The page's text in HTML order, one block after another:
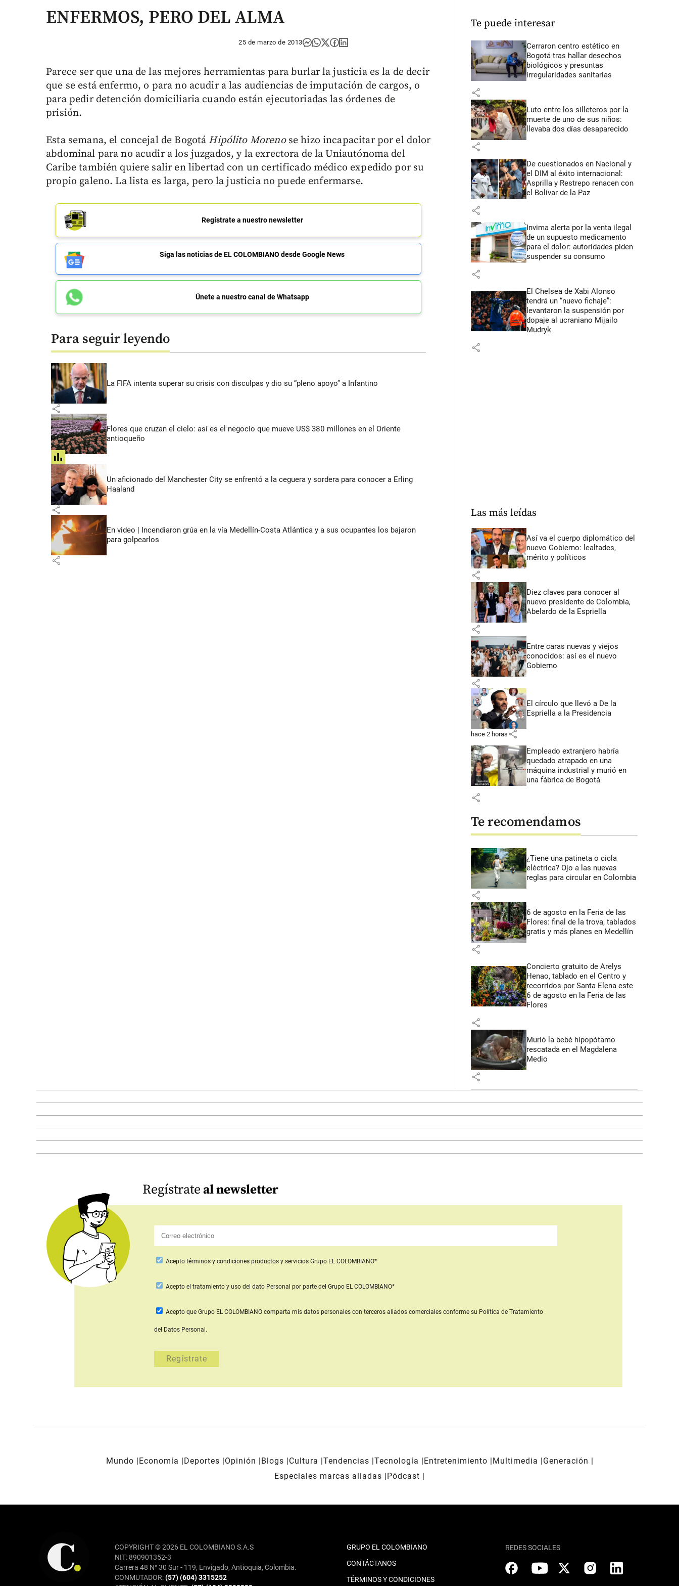
ENFERMOS, PERO DEL ALMA
25 de marzo de 2013
Parece ser que una de las mejores herramientas para burlar la justicia es la de decir
que se está enfermo, o para no acudir a las audiencias de imputación de cargos, o
para pedir detención domiciliaria cuando están ejecutoriadas las órdenes de
prisión.
Esta semana, el concejal de Bogotá Hipólito Morenose hizo incapacitar por el dolor
abdominal para no acudir a los juzgados, y la exrectora de la Uniautónoma del
Caribe también quiere salir en libertad con un certificado médico expedido por su
propio galeno. La lista es larga, pero la justicia no puede enfermarse.
Regístrate a nuestro newsletter
Siga las noticias de EL COLOMBIANO desde Google News
Únete a nuestro canal de Whatsapp
Para seguir leyendo
La FIFA intenta superar su crisis con disculpas y dio su “pleno apoyo” a Infantino
share
Flores que cruzan el cielo: así es el negocio que mueve US$ 380 millones en el Oriente
antioqueño
share
Un aficionado del Manchester City se enfrentó a la ceguera y sordera para conocer a Erling
Haaland
share
En video | Incendiaron grúa en la vía Medellín-Costa Atlántica y a sus ocupantes los bajaron
para golpearlos
share
Te puede interesar
Cerraron centro estético en
Bogotá tras hallar desechos
biológicos y presuntas
irregularidades sanitarias
share
Luto entre los silleteros por la
muerte de uno de sus niños:
llevaba dos días desaparecido
share
De cuestionados en Nacional y
el DIM al éxito internacional:
Asprilla y Restrepo renacen con
el Bolívar de la Paz
share
Invima alerta por la venta ilegal
de un supuesto medicamento
para el dolor: autoridades piden
suspender su consumo
share
El Chelsea de Xabi Alonso
tendrá un “nuevo fichaje”:
levantaron la suspensión por
dopaje al ucraniano Mijailo
Mudryk
share
Las más leídas
Así va el cuerpo diplomático del
nuevo Gobierno: lealtades,
mérito y políticos
share
Diez claves para conocer al
nuevo presidente de Colombia,
Abelardo de la Espriella
share
Entre caras nuevas y viejos
conocidos: así es el nuevo
Gobierno
share
El círculo que llevó a De la
Espriella a la Presidencia
hace 2 horas share
Empleado extranjero habría
quedado atrapado en una
máquina industrial y murió en
una fábrica de Bogotá
share
Te recomendamos
¿Tiene una patineta o cicla
eléctrica? Ojo a las nuevas
reglas para circular en Colombia
share
6 de agosto en la Feria de las
Flores: final de la trova, tablados
gratis y más planes en Medellín
share
Concierto gratuito de Arelys
Henao, tablado en el Centro y
recorridos por Santa Elena este
6 de agosto en la Feria de las
Flores
share
Murió la bebé hipopótamo
rescatada en el Magdalena
Medio
share
Regístrateal newsletter
Acepto términos y condiciones productos y servicios Grupo EL COLOMBIANO*
Aceptoel tratamiento y uso del dato Personal por parte del Grupo EL COLOMBIANO*
Acepto que Grupo EL COLOMBIANO comparta mis datos personales con terceros aliados comercialesconforme su Política de Tratamiento
del Datos Personal.
Mundo Economía Deportes Opinión Blogs Cultura Tendencias Tecnología Entretenimiento Multimedia
Generación
Especiales marcas aliadas
Pódcast
COPYRIGHT © 2026 EL COLOMBIANO S.A.S
NIT: 890901352-3
Carrera 48 N° 30 Sur - 119, Envigado, Antioquia, Colombia.
CONMUTADOR:(57) (604) 3315252
GRUPO EL COLOMBIANO
CONTÁCTANOS
TÉRMINOS Y CONDICIONES
REDES SOCIALES